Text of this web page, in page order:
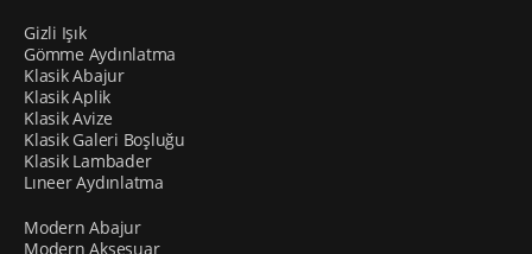
Gizli Işık
Gömme Aydınlatma
Klasik Abajur
Klasik Aplik
Klasik Avize
Klasik Galeri Boşluğu
Klasik Lambader
Lıneer Aydınlatma
Modern Abajur
Modern Aksesuar